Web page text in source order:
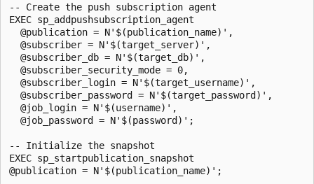
-- Create the push subscription agent
EXEC sp_addpushsubscription_agent
  @publication = N'$(publication_name)',
  @subscriber = N'$(target_server)',
  @subscriber_db = N'$(target_db)',
  @subscriber_security_mode = 0,
  @subscriber_login = N'$(target_username)',
  @subscriber_password = N'$(target_password)',
  @job_login = N'$(username)',
  @job_password = N'$(password)';
-- Initialize the snapshot
EXEC sp_startpublication_snapshot